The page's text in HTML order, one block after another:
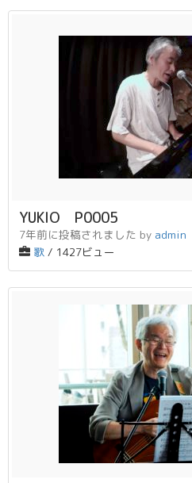
YUKIO P0005
7年前に投稿されました by admin
歌 / 1427ビュー